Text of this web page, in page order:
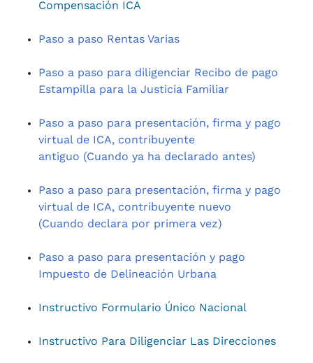
Compensación ICA
Paso a paso Rentas Varias
Paso a paso para diligenciar Recibo de pago
Estampilla para la Justicia Familiar
Paso a paso para presentación, firma y pago
virtual de ICA, contribuyente
antiguo (Cuando ya ha declarado antes)
Paso a paso para presentación, firma y pago
virtual de ICA, contribuyente nuevo
(Cuando declara por primera vez)
Paso a paso para presentación y pago
Impuesto de Delineación Urbana
Instructivo Formulario Único Nacional
Instructivo Para Diligenciar Las Direcciones